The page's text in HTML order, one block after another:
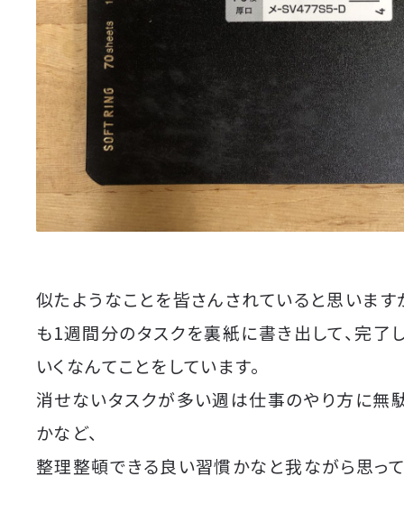
似たようなことを皆さんされていると思います
も1週間分のタスクを裏紙に書き出して、完了
いくなんてことをしています。
消せないタスクが多い週は仕事のやり方に無
かなど、
整理整頓できる良い習慣かなと我ながら思って